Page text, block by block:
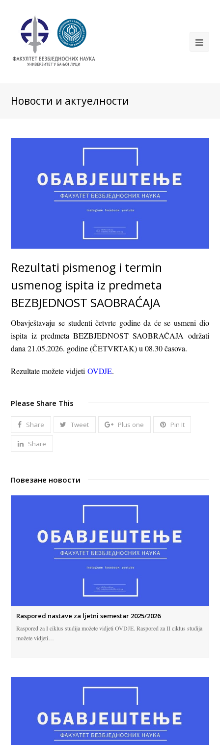
Новости и актуелности
Rezultati pismenog i termin
usmenog ispita iz predmeta
BEZBJEDNOST SAOBRAĆAJA
Obavještavaju se studenti četvrte godine da će se usmeni dio
ispita iz predmeta BEZBJEDNOST SAOBRAĆAJA održati
dana 21.05.2026. godine (ČETVRTAK) u 08.30 časova.
Rezultate možete vidjetiOVDJE.
Please Share This
Share Tweet Plus one Pin It
Share
Повезане новости
Raspored nastave za ljetni semestar 2025/2026
Raspored za I ciklus studija možete vidjeti OVDJE. Raspored za II ciklus studija
možete vidjeti…